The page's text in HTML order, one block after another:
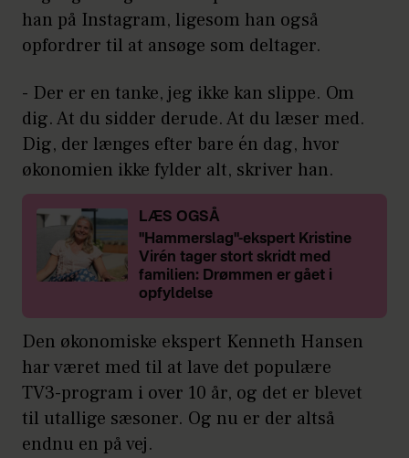
han på Instagram, ligesom han også
opfordrer til at ansøge som deltager.
- Der er en tanke, jeg ikke kan slippe. Om
dig. At du sidder derude. At du læser med.
Dig, der længes efter bare én dag, hvor
økonomien ikke fylder alt, skriver han.
LÆS OGSÅ
"Hammerslag"-ekspert Kristine
Virén tager stort skridt med
familien: Drømmen er gået i
opfyldelse
Den økonomiske ekspert Kenneth Hansen
har været med til at lave det populære
TV3-program i over 10 år, og det er blevet
til utallige sæsoner. Og nu er der altså
endnu en på vej.